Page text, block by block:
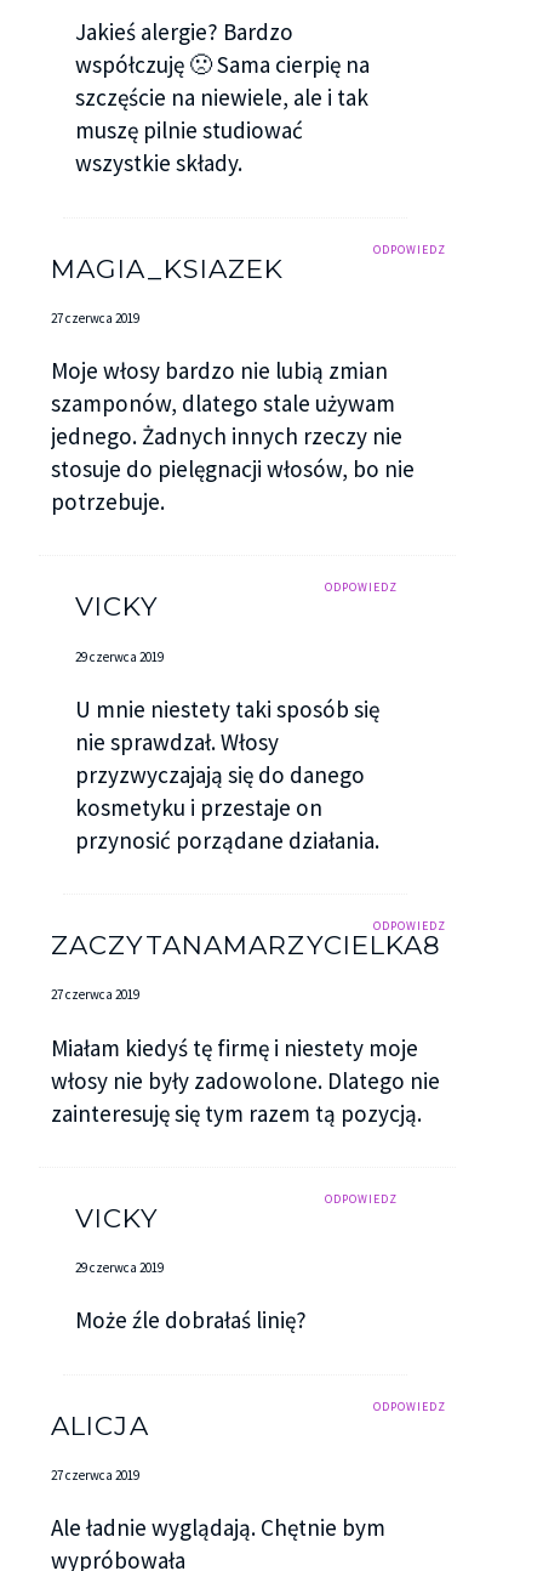
Jakieś alergie? Bardzo
współczuję 🙁 Sama cierpię na
szczęście na niewiele, ale i tak
muszę pilnie studiować
wszystkie składy.
ODPOWIEDZ
MAGIA_KSIAZEK
27 czerwca 2019
Moje włosy bardzo nie lubią zmian
szamponów, dlatego stale używam
jednego. Żadnych innych rzeczy nie
stosuje do pielęgnacji włosów, bo nie
potrzebuje.
ODPOWIEDZ
VICKY
29 czerwca 2019
U mnie niestety taki sposób się
nie sprawdzał. Włosy
przyzwyczajają się do danego
kosmetyku i przestaje on
przynosić porządane działania.
ODPOWIEDZ
ZACZYTANAMARZYCIELKA8
27 czerwca 2019
Miałam kiedyś tę firmę i niestety moje
włosy nie były zadowolone. Dlatego nie
zainteresuję się tym razem tą pozycją.
ODPOWIEDZ
VICKY
29 czerwca 2019
Może źle dobrałaś linię?
ODPOWIEDZ
ALICJA
27 czerwca 2019
Ale ładnie wyglądają. Chętnie bym
wypróbowała